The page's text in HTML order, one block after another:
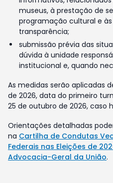
museus, à prestação de
programação cultural e
transparência;
submissão prévia das
dúvida à unidade
institucional e, quando
As medidas serão aplicadas
de 2026, data do primeiro
25 de outubro de 2026, caso
Orientações detalhadas
na Cartilha de Condutas
Federais nas Eleições de
Advocacia-Geral da União.